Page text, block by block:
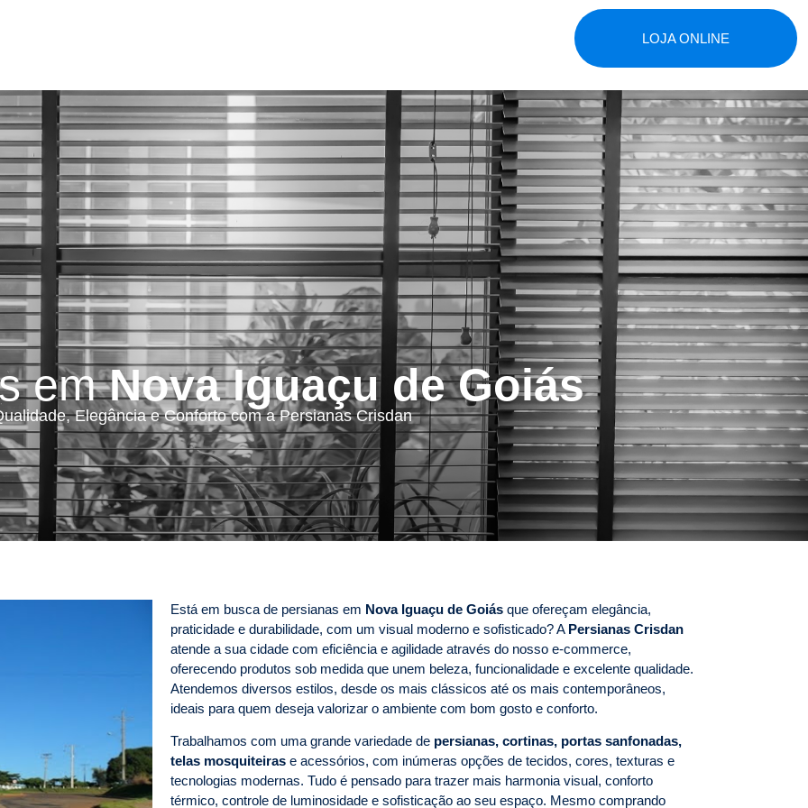
LOJA ONLINE
emNova Iguaçu de Goiás
Elegância e Conforto com a Persianas Crisdan
Está em busca de persianas em Nova Iguaçu de Goiás que ofereçam elegância,
praticidade e durabilidade, com um visual moderno e sofisticado? A Persianas Crisdan
atende a sua cidade com eficiência e agilidade através do nosso e-commerce,
oferecendo produtos sob medida que unem beleza, funcionalidade e excelente qualidade.
Atendemos diversos estilos, desde os mais clássicos até os mais contemporâneos,
ideais para quem deseja valorizar o ambiente com bom gosto e conforto.
Trabalhamos com uma grande variedade de persianas, cortinas, portas sanfonadas,
telas mosquiteirase acessórios, com inúmeras opções de tecidos, cores, texturas e
tecnologias modernas. Tudo é pensado para trazer mais harmonia visual, conforto
térmico, controle de luminosidade e sofisticação ao seu espaço. Mesmo comprando